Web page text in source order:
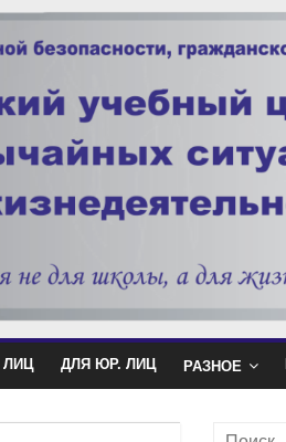
ЛИЦ ДЛЯ ЮР. ЛИЦ РАЗНОЕ